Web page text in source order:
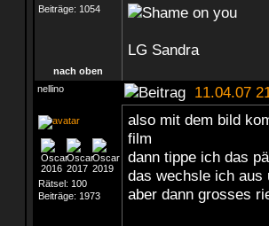
Beiträge: 1054
LG Sandra
nach oben
nellino
11.04.07
Rätsel: 100
Beiträge: 1973
also mit dem bild
film
dann tippe ich das
das wechsle ich aus
aber dann grosses